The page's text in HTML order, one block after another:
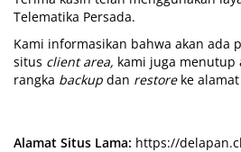
Telematika Persada.
Kami informasikan bahwa akan ada
situs client area, kami juga menutup
rangka backup dan restoreke
Alamat Situs Lama: https://